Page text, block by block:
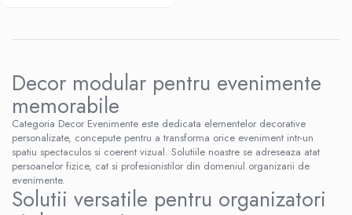
Decor modular pentru evenimente
memorabile
Categoria Decor Evenimente este dedicata elementelor decorative
personalizate, concepute pentru a transforma orice eveniment intr-un
spatiu spectaculos si coerent vizual. Solutiile noastre se adreseaza atat
persoanelor fizice, cat si profesionistilor din domeniul organizarii de
evenimente.
Solutii versatile pentru organizatori